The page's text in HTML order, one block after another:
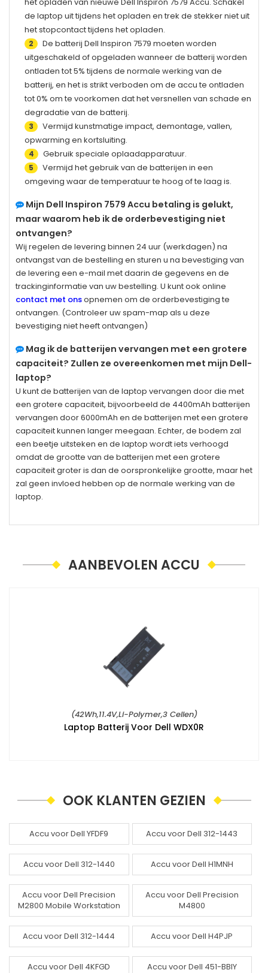
de laptop uit tijdens het opladen en trek de stekker niet uit
het stopcontact tijdens het opladen.
2 De batterij Dell Inspiron 7579 moeten worden
uitgeschakeld of opgeladen wanneer de batterij worden
ontladen tot 5% tijdens de normale werking van de
batterij, en het is strikt verboden om de accu te ontladen
tot 0% om te voorkomen dat het versnellen van schade en
degradatie van de batterij.
3
Vermijd kunstmatige impact, demontage, vallen,
opwarming en kortsluiting.
4 Gebruik speciale oplaadapparatuur.
5
Vermijd het gebruik van de batterijen in een
omgeving waar de temperatuur te hoog of te laag is.
Mijn Dell Inspiron 7579 Accu betaling is gelukt,
maar waarom heb ik de orderbevestiging niet
ontvangen?
Wij regelen de levering binnen 24 uur (werkdagen) na
ontvangst van de bestelling en sturen u na bevestiging van
de levering een e-mail met daarin de gegevens en de
trackinginformatie van uw bestelling. U kunt ook online
contact met onsopnemen om de orderbevestiging te
ontvangen. (Controleer uw spam-map als u deze
bevestiging niet heeft ontvangen)
Mag ik de batterijen vervangen met een grotere
capaciteit? Zullen ze overeenkomen met mijn Dell-
laptop?
U kunt de batterijen van de laptop vervangen door die met
een grotere capaciteit, bijvoorbeeld de 4400mAh batterijen
vervangen door 6000mAh en de batterijen met een grotere
capaciteit kunnen langer meegaan. Echter, de bodem zal
een beetje uitsteken en de laptop wordt iets verhoogd
omdat de grootte van de batterijen met een grotere
capaciteit groter is dan de oorspronkelijke grootte, maar het
zal geen invloed hebben op de normale werking van de
laptop.
AANBEVOLEN ACCU
(42Wh,11.4V,Li-Polymer,3 Cellen)
Laptop Batterij Voor Dell WDX0R
OOK KLANTEN GEZIEN
Accu voor Dell YFDF9 Accu voor Dell 312-1443
Accu voor Dell 312-1440 Accu voor Dell H1MNH
Accu voor Dell Precision
M2800 Mobile Workstation
Accu voor Dell Precision
M4800
Accu voor Dell 312-1444 Accu voor Dell H4PJP
Accu voor Dell 4KFGD Accu voor Dell 451-BBIY